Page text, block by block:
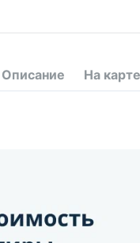
Описание На карте